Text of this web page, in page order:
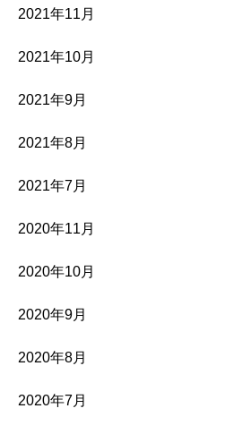
2021年11月
2021年10月
2021年9月
2021年8月
2021年7月
2020年11月
2020年10月
2020年9月
2020年8月
2020年7月